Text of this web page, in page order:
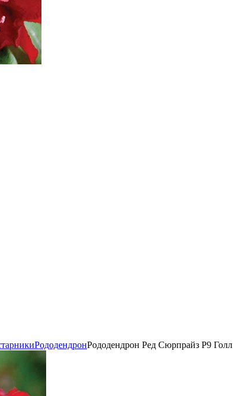
РододендронРододендрон Ред Сюрпрайз Р9 Голл